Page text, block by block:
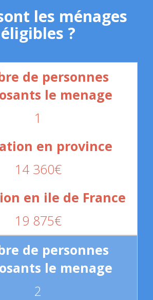
les ménages
éligibles ?
1
14 360€
19 875€
2